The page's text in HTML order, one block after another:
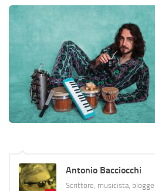
Antonio Bacciocchi
Scrittore, musicista,